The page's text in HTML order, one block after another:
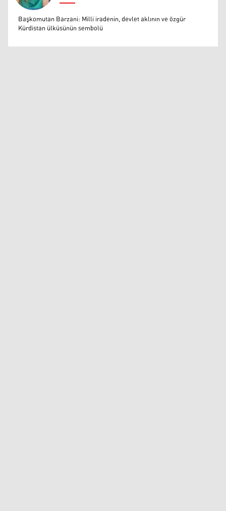
Muazzez Baktaş
Başkomutan Barzani: Milli iradenin, devlet aklının ve özgür
Kürdistan ülküsünün sembolü